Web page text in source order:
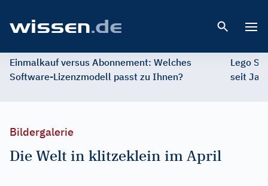
Einmalkauf versus Abonnement: Welches
Software-Lizenzmodell passt zu Ihnen?
Lego
seit
Bildergalerie
Die Welt in klitzeklein im April